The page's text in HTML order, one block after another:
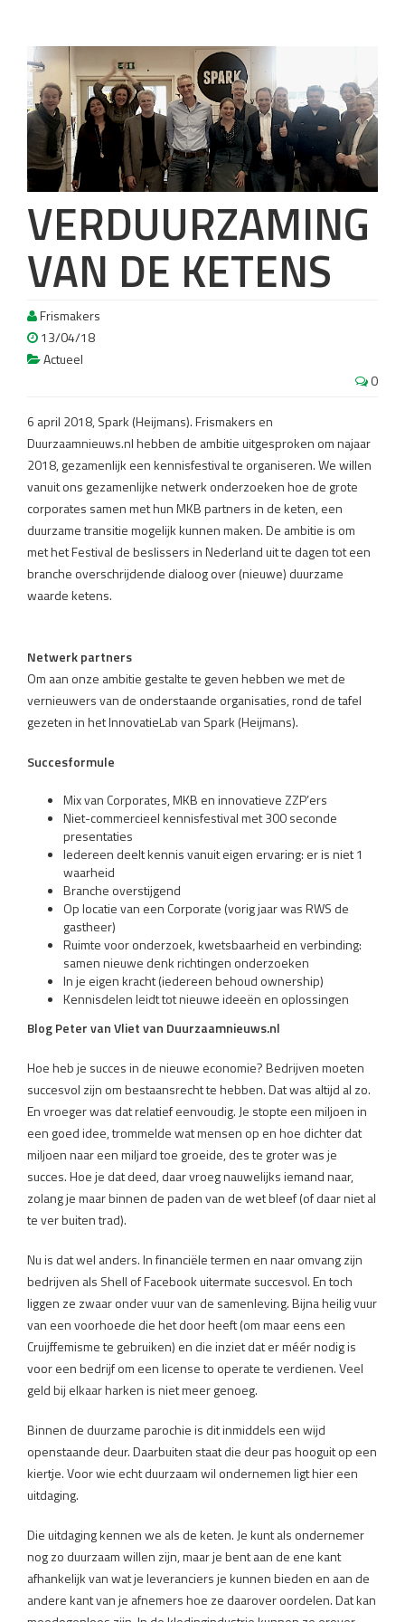
VERDUURZAMING
VAN DE KETENS
Frismakers
13/04/18
Actueel
0
6 april 2018, Spark (Heijmans). Frismakers en
Duurzaamnieuws.nl hebben de ambitie uitgesproken om najaar
2018, gezamenlijk een kennisfestival te organiseren. We willen
vanuit ons gezamenlijke netwerk onderzoeken hoe de grote
corporates samen met hun MKB partners in de keten, een
duurzame transitie mogelijk kunnen maken. De ambitie is om
met het Festival de beslissers in Nederland uit te dagen tot een
branche overschrijdende dialoog over (nieuwe) duurzame
waarde ketens.
Netwerk partners
Om aan onze ambitie gestalte te geven hebben we met de
vernieuwers van de onderstaande organisaties, rond de tafel
gezeten in het InnovatieLab van Spark (Heijmans).
Succesformule
Mix van Corporates, MKB en innovatieve ZZP’ers
Niet-commercieel kennisfestival met 300 seconde
presentaties
Iedereen deelt kennis vanuit eigen ervaring: er is niet 1
waarheid
Branche overstijgend
Op locatie van een Corporate (vorig jaar was RWS de
gastheer)
Ruimte voor onderzoek, kwetsbaarheid en verbinding:
samen nieuwe denk richtingen onderzoeken
In je eigen kracht (iedereen behoud ownership)
Kennisdelen leidt tot nieuwe ideeën en oplossingen
Blog Peter van Vliet van Duurzaamnieuws.nl
Hoe heb je succes in de nieuwe economie? Bedrijven moeten
succesvol zijn om bestaansrecht te hebben. Dat was altijd al zo.
En vroeger was dat relatief eenvoudig. Je stopte een miljoen in
een goed idee, trommelde wat mensen op en hoe dichter dat
miljoen naar een miljard toe groeide, des te groter was je
succes. Hoe je dat deed, daar vroeg nauwelijks iemand naar,
zolang je maar binnen de paden van de wet bleef (of daar niet al
te ver buiten trad).
Nu is dat wel anders. In financiële termen en naar omvang zijn
bedrijven als Shell of Facebook uitermate succesvol. En toch
liggen ze zwaar onder vuur van de samenleving. Bijna heilig vuur
van een voorhoede die het door heeft (om maar eens een
Cruijffemisme te gebruiken) en die inziet dat er méér nodig is
voor een bedrijf om een license to operate te verdienen. Veel
geld bij elkaar harken is niet meer genoeg.
Binnen de duurzame parochie is dit inmiddels een wijd
openstaande deur. Daarbuiten staat die deur pas hooguit op een
kiertje. Voor wie echt duurzaam wil ondernemen ligt hier een
uitdaging.
Die uitdaging kennen we als de keten. Je kunt als ondernemer
nog zo duurzaam willen zijn, maar je bent aan de ene kant
afhankelijk van wat je leveranciers je kunnen bieden en aan de
andere kant van je afnemers hoe ze daarover oordelen. Dat kan